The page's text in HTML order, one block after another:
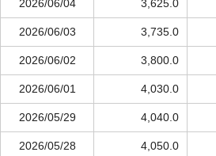
2026/06/04 3,625.0
2026/06/03 3,735.0
2026/06/02 3,800.0
2026/06/01 4,030.0
2026/05/29 4,040.0
2026/05/28 4,050.0